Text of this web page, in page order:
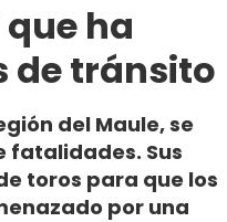
ha
de tránsito
del Maule, se
fatalidades. Sus
toros para que los
por una